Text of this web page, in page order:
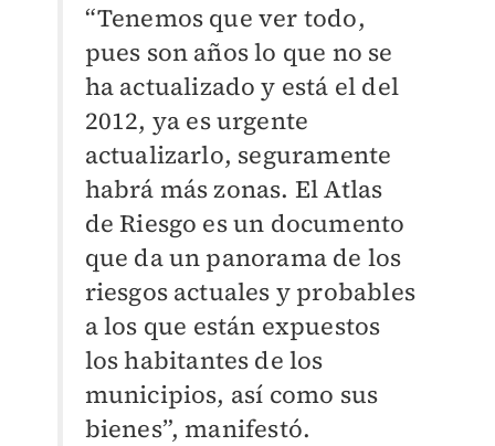
“Tenemos que ver todo,
pues son años lo que no se
ha actualizado y está el del
2012, ya es urgente
actualizarlo, seguramente
habrá más zonas. El Atlas
de Riesgo es un documento
que da un panorama de los
riesgos actuales y probables
a los que están expuestos
los habitantes de los
municipios, así como sus
bienes”, manifestó.